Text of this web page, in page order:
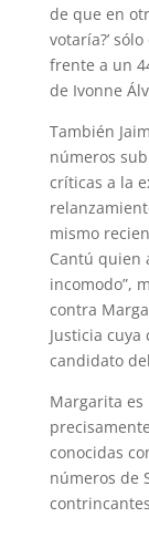
de que en
votaría?’
frente a un
de Ivonne
También
números
críticas a la
mismo
Cantú quien
incomodo”,
contra
Justicia
candidato
Margarita es
conocidas
números de